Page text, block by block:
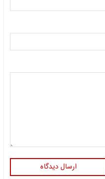
ارسال دیدگاه